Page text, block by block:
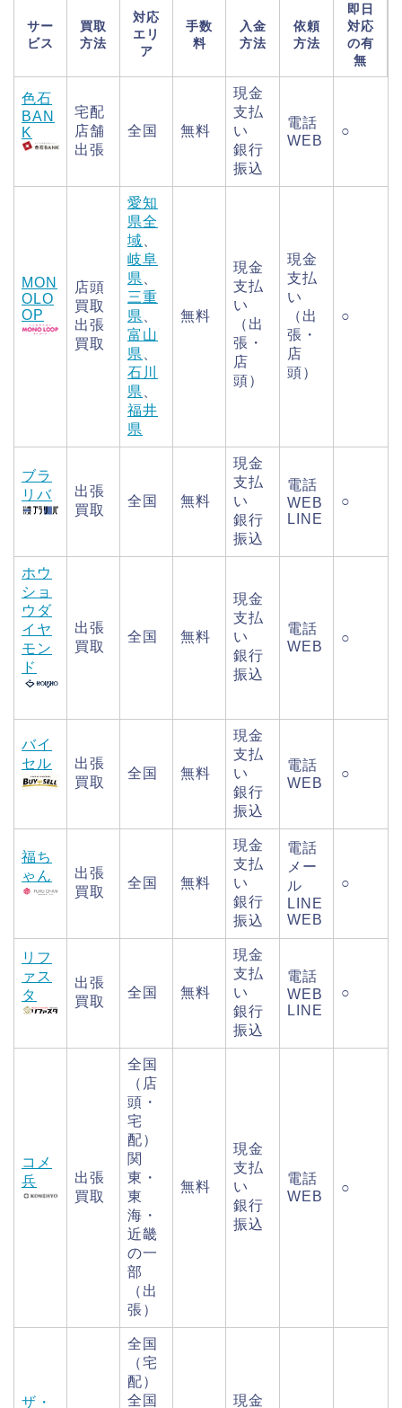
サー
ビス
買取
方法
対応
エリ
ア
手数
料
入金
方法
依頼
方法
即日
対応
の有
無
色石
BAN
K
宅配
店舗
出張
全国 無料
現金
支払
い
銀行
振込
電話
WEB
○
MON
OLO
OP
店頭
買取
出張
買取
愛知
県全
域
岐阜
県
三重
県
富山
県
石川
県
福井
県
無料
現金
支払
い
（出
張・
店
頭）
現金
支払
い
（出
張・
店
頭）
○
ブラ
リバ
出張
買取
全国 無料
現金
支払
い
銀行
振込
電話
WEB
LINE
○
ホウ
ショ
ウダ
イヤ
モン
ド
出張
買取
全国 無料
現金
支払
い
銀行
振込
電話
WEB
○
バイ
セル
出張
買取
全国 無料
現金
支払
い
銀行
振込
電話
WEB
○
福ち
ゃん
出張
買取
全国 無料
現金
支払
い
銀行
振込
電話
メー
ル
LINE
WEB
○
リフ
ァス
タ
出張
買取
全国 無料
現金
支払
い
銀行
振込
電話
WEB
LINE
○
コメ
兵
出張
買取
全国
（店
頭・
宅
配）
関
東・
東
海・
近畿
の一
部
（出
張）
無料
現金
支払
い
銀行
振込
電話
WEB
○
ザ・
全国
（宅
配）
全国
現金